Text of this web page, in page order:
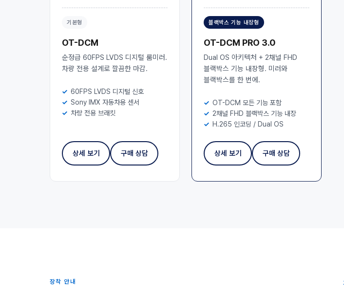
기본형
OT-DCM
순정급 60FPS LVDS 디지털 룸미러.
차량 전용 설계로 깔끔한 마감.
60FPS LVDS 디지털 신호
Sony IMX 자동차용 센서
차량 전용 브래킷
상세 보기 구매 상담
블랙박스 기능 내장형
OT-DCM PRO 3.0
Dual OS 아키텍처 + 2채널 FHD
블랙박스 기능 내장형. 미러와
블랙박스를 한 번에.
OT-DCM 모든 기능 포함
2채널 FHD 블랙박스 기능 내장
H.265 인코딩 / Dual OS
상세 보기 구매 상담
장착 안내